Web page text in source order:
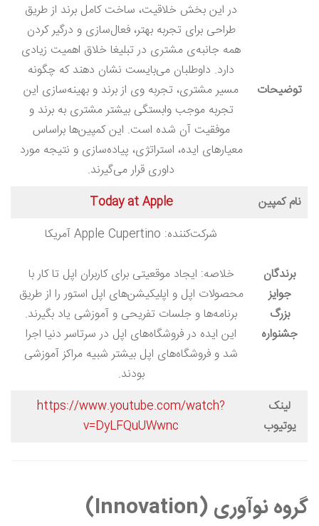
توضیحات
در این بخش خلاقیت، ساخت کامل برند از طریق
طراحی برای تجربه بهتر، فعال‌سازی و درگیر کردن
همه جانبه‌ی مشتری در تبلیغا خلاق اهمیت زیادی
دارد. داوطلبان می‌بایست نشان دهند که چگونه
مسیر مشتری، تجربه وی از برند و بهینه‌سازی این
تجربه موجب وابستگی بیشتر مشتری به برند و
موفقیت آن شده است. این کمپین‌ها براساس
معیارهای ایده، استراتژی، پیاده‌سازی و نتیجه مورد
داوری قرار می‌گیرند.
نام کمپین
Today at Apple
برندگان
جوایز
بزرگ
جشنواره
شرکت‌کننده: Apple Cupertino آمریکا
خلاصه: ایجاد موقعیتی برای کاربران اپل تا کار با
محصولات اپل و اپلیکیشن‌های اپل استور را از طریق
برنامه‌ها و جلسات تفریحی و آموزشی یاد بگیرند.
این ایده در فروشگاه‌های اپل در سرتاسر دنیا اجرا
شد و فروشگاه‌های اپل بیشتر شبیه مراکز آموزشی
بودند.
لینک
یوتیوب
https://www.youtube.com/watch?
v=DyLFQuUWwnc
گروه نوآوری (Innovation)